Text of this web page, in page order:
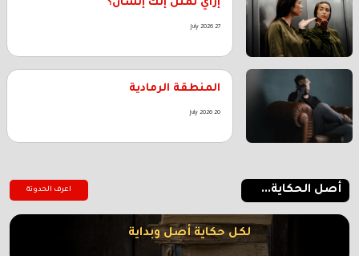
إزاي تمثل إنك إنسان؟
27 July 2026
المنطقة الرمادية
20 July 2026
أصل الحكاية... اعرف الحدوتة
لكل حكاية أصل وبداية